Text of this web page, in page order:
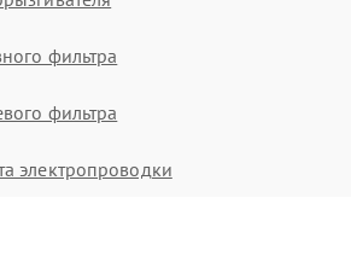
фильтра
фильтра
электропроводки